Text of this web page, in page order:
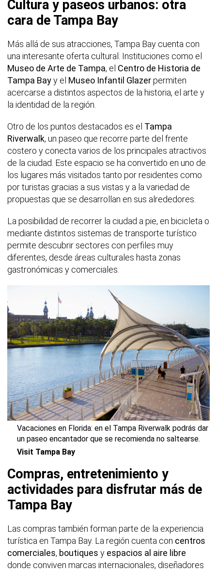
Cultura y paseos urbanos: otra
cara de Tampa Bay
Más allá de sus atracciones, Tampa Bay cuenta con
una interesante oferta cultural. Instituciones como el
Museo de Arte de Tampa, el Centro de Historia de
Tampa Bayy el Museo Infantil Glazerpermiten
acercarse a distintos aspectos de la historia, el arte y
la identidad de la región.
Otro de los puntos destacados es el Tampa
Riverwalk, un paseo que recorre parte del frente
costero y conecta varios de los principales atractivos
de la ciudad. Este espacio se ha convertido en uno de
los lugares más visitados tanto por residentes como
por turistas gracias a sus vistas y a la variedad de
propuestas que se desarrollan en sus alrededores.
La posibilidad de recorrer la ciudad a pie, en bicicleta o
mediante distintos sistemas de transporte turístico
permite descubrir sectores con perfiles muy
diferentes, desde áreas culturales hasta zonas
gastronómicas y comerciales.
Vacaciones en Florida: en el Tampa Riverwalk podrás dar
un paseo encantador que se recomienda no saltearse.
Visit Tampa Bay
Compras, entretenimiento y
actividades para disfrutar más de
Tampa Bay
Las compras también forman parte de la experiencia
turística en Tampa Bay. La región cuenta con centros
comerciales, boutiques y espacios al aire libre
donde conviven marcas internacionales, diseñadores